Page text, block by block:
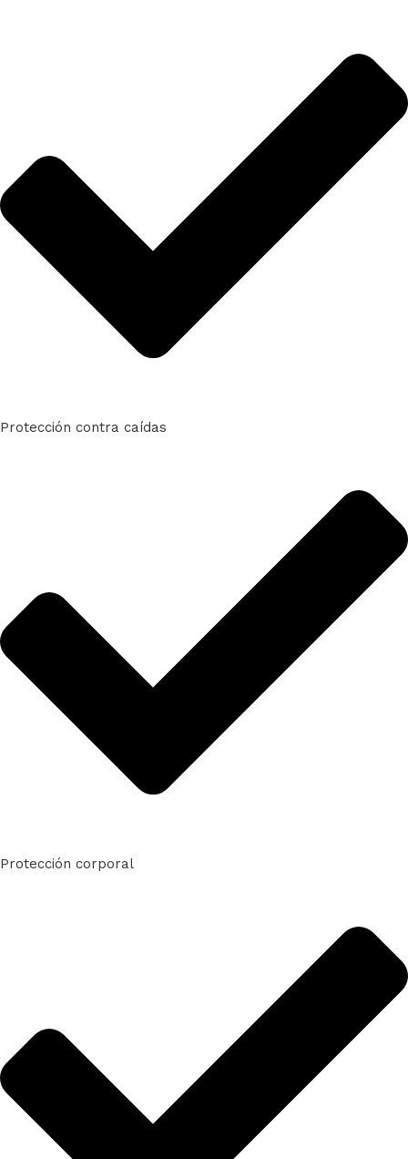
Protección contra caídas
Protección corporal